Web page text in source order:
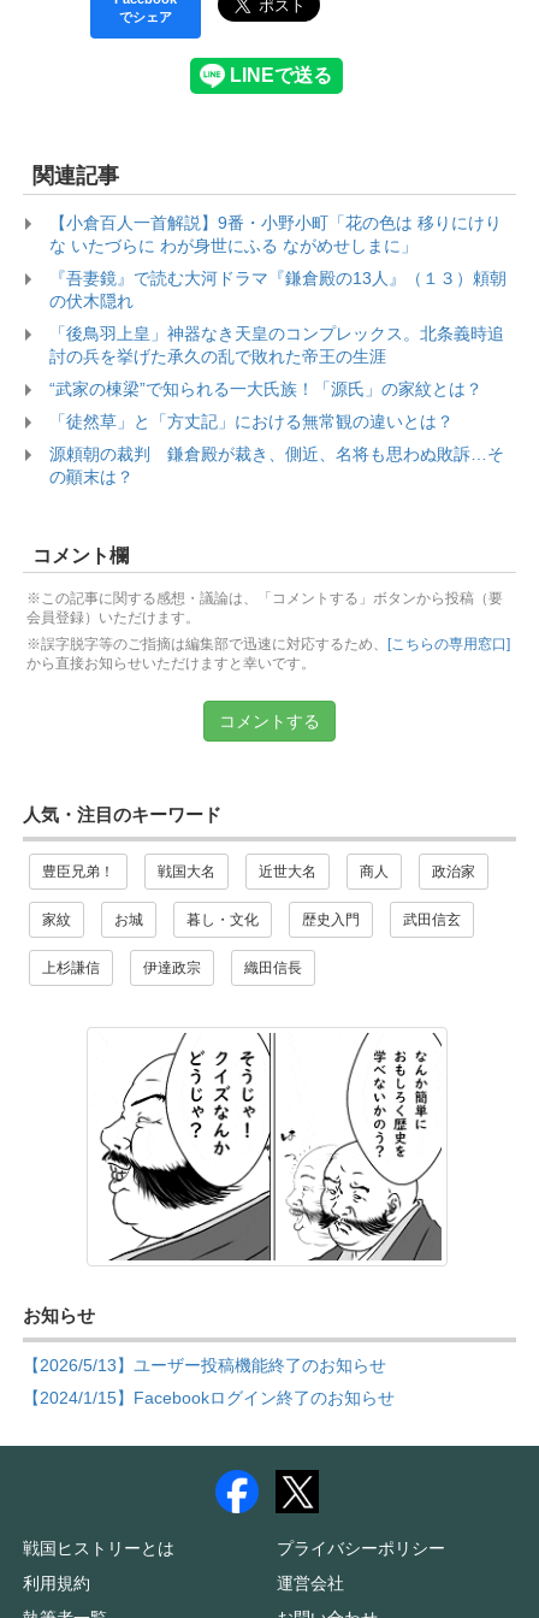
でシェア
関連記事
【小倉百人一首解説】9番・小野小町「花の色は 移りにけり
な いたづらに わが身世にふる ながめせしまに」
『吾妻鏡』で読む大河ドラマ『鎌倉殿の13人』（１３）頼朝
の伏木隠れ
「後鳥羽上皇」神器なき天皇のコンプレックス。北条義時追
討の兵を挙げた承久の乱で敗れた帝王の生涯
“武家の棟梁”で知られる一大氏族！「源氏」の家紋とは？
「徒然草」と「方丈記」における無常観の違いとは？
源頼朝の裁判 鎌倉殿が裁き、側近、名将も思わぬ敗訴…そ
の顚末は？
コメント欄
※この記事に関する感想・議論は、「コメントする」ボタンから投稿（要
会員登録）いただけます。
※誤字脱字等のご指摘は編集部で迅速に対応するため、
[こちらの専用窓口]
から直接お知らせいただけますと幸いです。
コメントする
人気・注目のキーワード
豊臣兄弟！ 戦国大名 近世大名 商人 政治家
家紋 お城 暮し・文化 歴史入門 武田信玄
上杉謙信 伊達政宗 織田信長
お知らせ
【2026/5/13】ユーザー投稿機能終了のお知らせ
【2024/1/15】Facebookログイン終了のお知らせ
戦国ヒストリーとは
プライバシーポリシー
利用規約
運営会社